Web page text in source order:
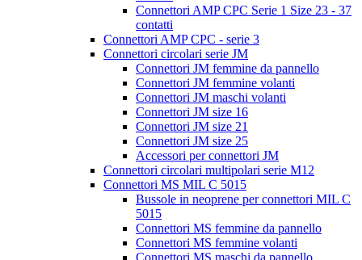
Connettori AMP CPC Serie 1 Size 23 - 37
contatti
Connettori AMP CPC - serie 3
Connettori circolari serie JM
Connettori JM femmine da pannello
Connettori JM femmine volanti
Connettori JM maschi volanti
Connettori JM size 16
Connettori JM size 21
Connettori JM size 25
Accessori per connettori JM
Connettori circolari multipolari serie M12
Connettori MS MIL C 5015
Bussole in neoprene per connettori MIL C
5015
Connettori MS femmine da pannello
Connettori MS femmine volanti
Connettori MS maschi da pannello